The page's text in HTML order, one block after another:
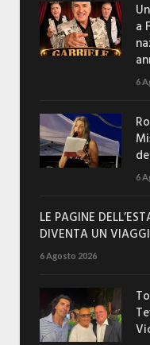
a
6
6
LE PAGINE
DIVENTA UN
6 Agosto 2026